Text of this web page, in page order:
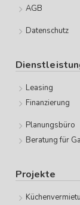
AGB
Datenschutz
Leasing
Finanzierung
Planungsbüro
Beratung für
Projekte